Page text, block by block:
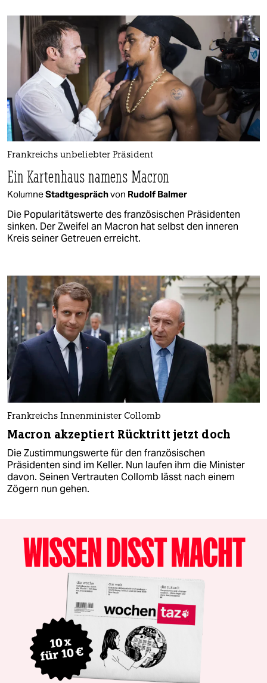
Frankreichs unbeliebter Präsident
Ein Kartenhaus namens Macron
KolumneStadtgesprächvon Rudolf Balmer
Die Popularitätswerte des französischen Präsidenten
sinken. Der Zweifel an Macron hat selbst den inneren
Kreis seiner Getreuen erreicht.
Frankreichs Innenminister Collomb
Macron akzeptiert Rücktritt jetzt doch
Die Zustimmungswerte für den französischen
Präsidenten sind im Keller. Nun laufen ihm die Minister
davon. Seinen Vertrauten Collomb lässt nach einem
Zögern nun gehen.